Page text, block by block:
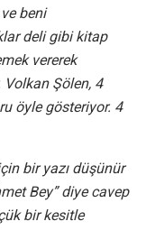
beni
deli gibi kitap
vererek
Şölen, 4
öyle gösteriyor. 4
bir yazı düşünür
Bey” diye cavep
bir kesitle